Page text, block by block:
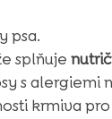
psa.
splňuje
s alergiemi
krmiva